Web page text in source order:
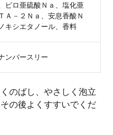
ピロ亜硫酸Ｎａ、塩化亜
Ａ－２Ｎａ、安息香酸Ｎ
キシエタノール、香料
ンバースリー
のばし、やさしく泡立
の後よくすすいでくだ